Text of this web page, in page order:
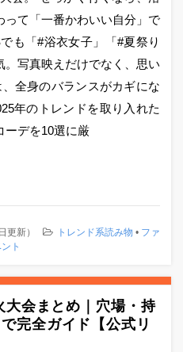
て「一番かわいい自分」で
も「#浴衣女子」「#夏祭り
。写真映えだけでなく、思い
全身のバランスがカギにな
年のトレンドを取り入れた
ーデを10選に厳
更新） トレンド系読み物 • ファ
ト
大会まとめ｜穴場・持
完全ガイド【公式リ